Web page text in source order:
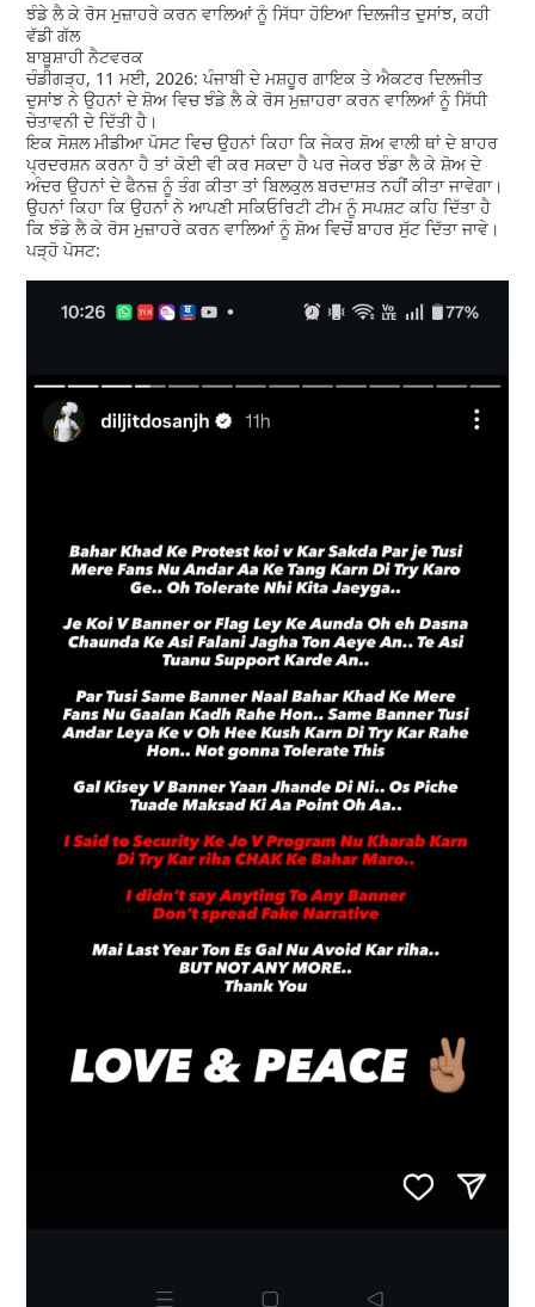
ਝੰਡੇ ਲੈ ਕੇ ਰੋਸ ਮੁਜ਼ਾਹਰੇ ਕਰਨ ਵਾਲਿਆਂ ਨੂੰ ਸਿੱਧਾ ਹੋਇਆ ਦਿਲਜੀਤ ਦੁਸਾਂਝ, ਕਹੀ
ਵੱਡੀ ਗੱਲ
ਬਾਬੂਸ਼ਾਹੀ ਨੈਟਵਰਕ
ਚੰਡੀਗੜ੍ਹ, 11 ਮਈ, 2026: ਪੰਜਾਬੀ ਦੇ ਮਸ਼ਹੂਰ ਗਾਇਕ ਤੇ ਐਕਟਰ ਦਿਲਜੀਤ
ਦੁਸਾਂਝ ਨੇ ਉਹਨਾਂ ਦੇ ਸ਼ੋਅ ਵਿਚ ਝੰਡੇ ਲੈ ਕੇ ਰੋਸ ਮੁਜ਼ਾਹਰਾ ਕਰਨ ਵਾਲਿਆਂ ਨੂੰ ਸਿੱਧੀ
ਚੇਤਾਵਨੀ ਦੇ ਦਿੱਤੀ ਹੈ।
ਇਕ ਸੋਸ਼ਲ ਮੀਡੀਆ ਪੋਸਟ ਵਿਚ ਉਹਨਾਂ ਕਿਹਾ ਕਿ ਜੇਕਰ ਸ਼ੋਅ ਵਾਲੀ ਥਾਂ ਦੇ ਬਾਹਰ
ਪ੍ਰਦਰਸ਼ਨ ਕਰਨਾ ਹੈ ਤਾਂ ਕੋਈ ਵੀ ਕਰ ਸਕਦਾ ਹੈ ਪਰ ਜੇਕਰ ਝੰਡਾ ਲੈ ਕੇ ਸ਼ੋਅ ਦੇ
ਅੰਦਰ ਉਹਨਾਂ ਦੇ ਫੈਨਜ਼ ਨੂੰ ਤੰਗ ਕੀਤਾ ਤਾਂ ਬਿਲਕੁਲ ਬਰਦਾਸ਼ਤ ਨਹੀਂ ਕੀਤਾ ਜਾਵੇਗਾ।
ਉਹਨਾਂ ਕਿਹਾ ਕਿ ਉਹਨਾਂ ਨੇ ਆਪਣੀ ਸਕਿਓਰਿਟੀ ਟੀਮ ਨੂੰ ਸਪਸ਼ਟ ਕਹਿ ਦਿੱਤਾ ਹੈ
ਕਿ ਝੰਡੇ ਲੈ ਕੇ ਰੋਸ ਮੁਜ਼ਾਹਰੇ ਕਰਨ ਵਾਲਿਆਂ ਨੂੰ ਸ਼ੋਅ ਵਿਚੋਂ ਬਾਹਰ ਸੁੱਟ ਦਿੱਤਾ ਜਾਵੇ।
ਪੜ੍ਹੋ ਪੋਸਟ: